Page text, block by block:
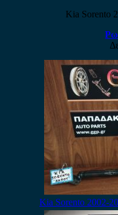
Kia Sorento
Kia Sorento 2002-